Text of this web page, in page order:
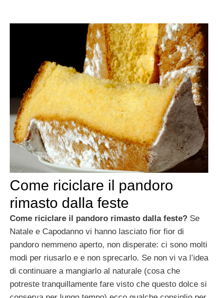
Come riciclare il pandoro
rimasto dalla feste
Come riciclare il pandoro rimasto dalla feste? Se
Natale e Capodanno vi hanno lasciato fior fior di
pandoro nemmeno aperto, non disperate: ci sono molti
modi per riusarlo e e non sprecarlo. Se non vi va l’idea
di continuare a mangiarlo al naturale (cosa che
potreste tranquillamente fare visto che questo dolce si